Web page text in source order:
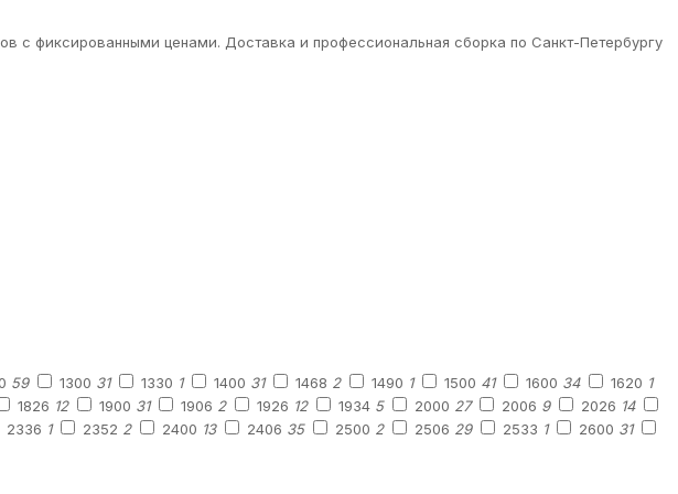
с фиксированными ценами. Доставка и профессиональная сборка по Санкт-Петербургу
59 1300 31 1330 1 1400 31 1468 2 1490 1 1500 41 1600 34 1620 1
1826 12 1900 31 1906 2 1926 12 1934 5 2000 27 2006 9 2026 14
2336 1 2352 2 2400 13 2406 35 2500 2 2506 29 2533 1 2600 31